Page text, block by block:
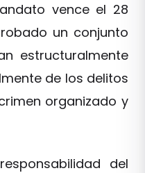
vence el 28
un conjunto
estructuralmente
de los delitos
organizado y
del